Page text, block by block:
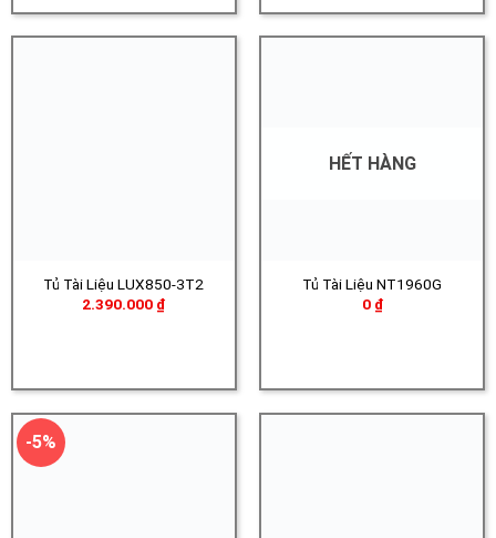
Tủ Tài Liệu LUX850-3T2
2.390.000 ₫
HẾT HÀNG
Tủ Tài Liệu NT1960G
0 ₫
-5%